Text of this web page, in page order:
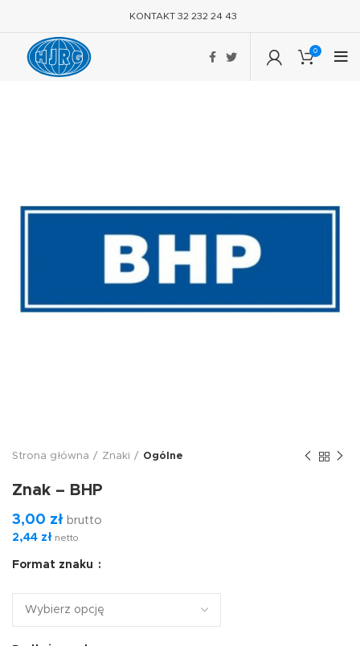
KONTAKT 32 232 24 43
0
Strona główna Znaki Ogólne
Znak – BHP
3,00 zł brutto
2,44 zł netto
Format znaku